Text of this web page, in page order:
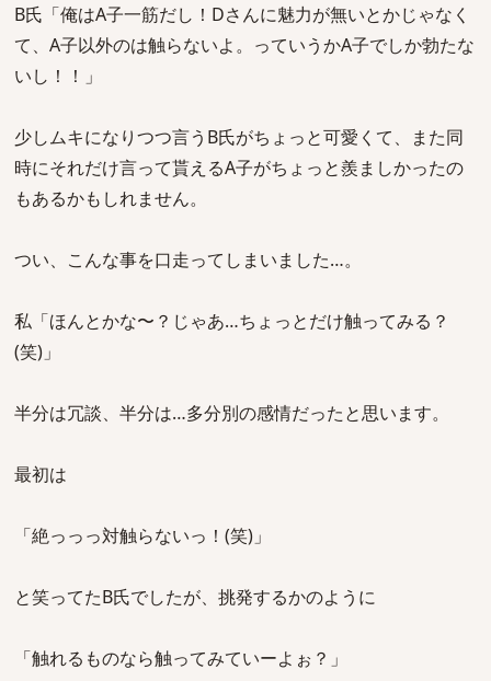
B氏「俺はA子一筋だし！Dさんに魅力が無いとかじゃなく
て、A子以外のは触らないよ。っていうかA子でしか勃たな
いし！！」
少しムキになりつつ言うB氏がちょっと可愛くて、また同
時にそれだけ言って貰えるA子がちょっと羨ましかったの
もあるかもしれません。
つい、こんな事を口走ってしまいました…。
私「ほんとかな〜？じゃあ…ちょっとだけ触ってみる？
(笑)」
半分は冗談、半分は…多分別の感情だったと思います。
最初は
「絶っっっ対触らないっ！(笑)」
と笑ってたB氏でしたが、挑発するかのように
「触れるものなら触ってみていーよぉ？」